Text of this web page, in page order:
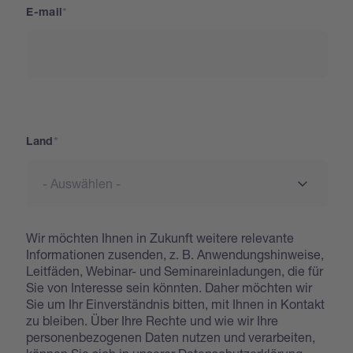
E-mail
Land
Wir möchten Ihnen in Zukunft weitere relevante
Informationen zusenden, z. B. Anwendungshinweise,
Leitfäden, Webinar- und Seminareinladungen, die für
Sie von Interesse sein könnten. Daher möchten wir
Sie um Ihr Einverständnis bitten, mit Ihnen in Kontakt
zu bleiben. Über Ihre Rechte und wie wir Ihre
personenbezogenen Daten nutzen und verarbeiten,